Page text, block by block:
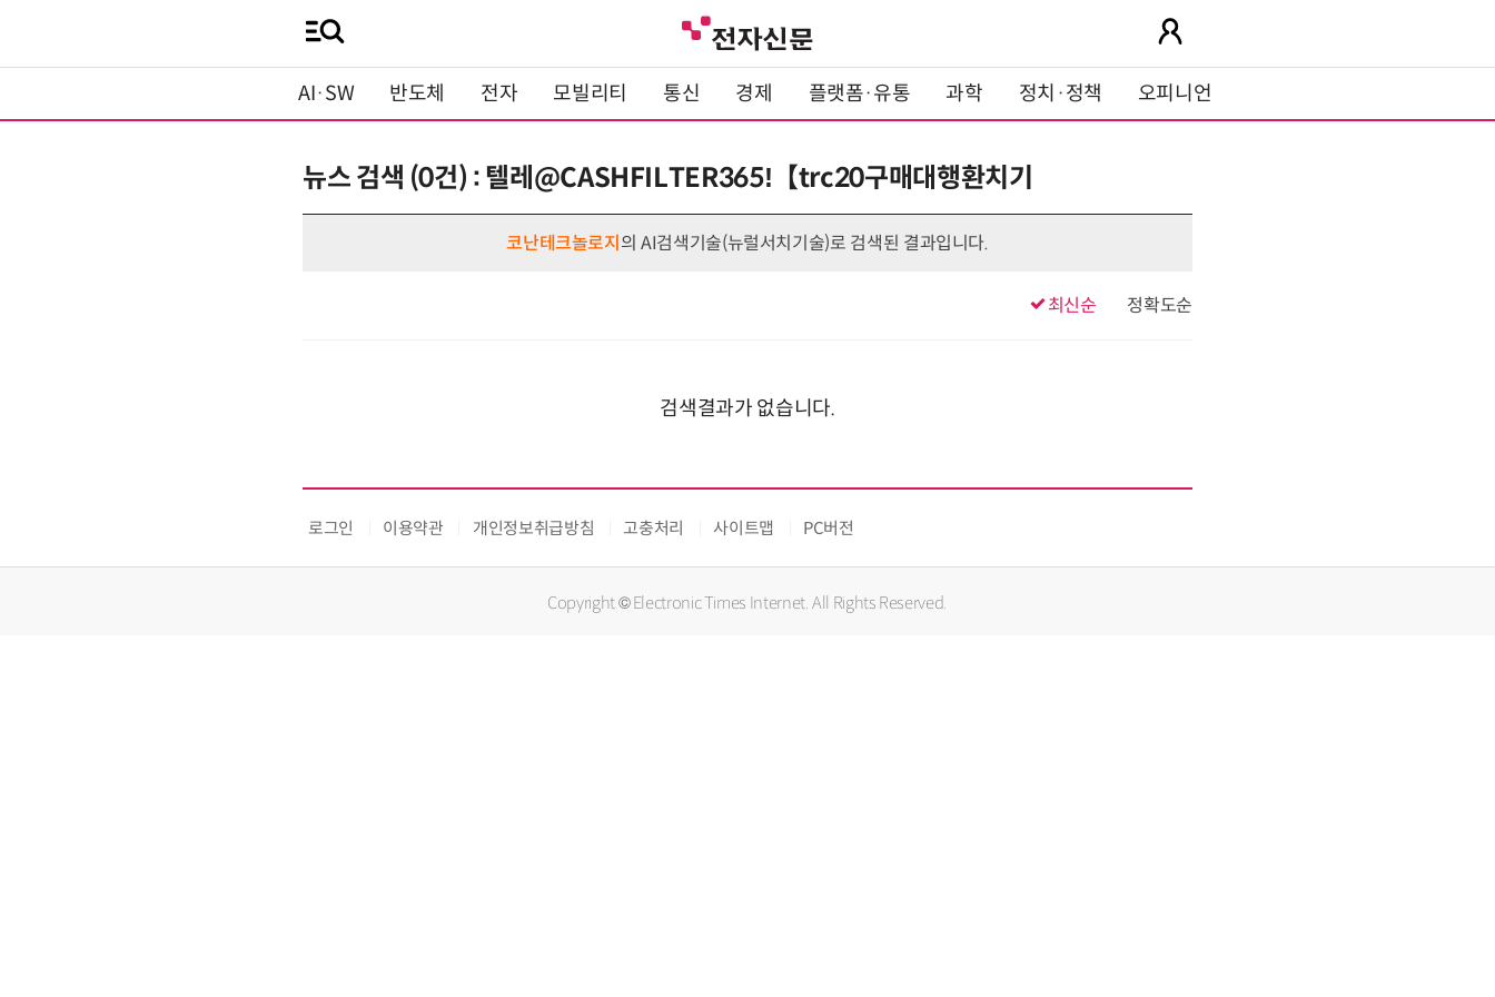
AI·SW 반도체 전자 모빌리티 통신 경제 플랫폼·유통 과학 정치·정책 오피니언
뉴스 검색 (0건) : 텔레@CASHFILTER365ǃ【trc20구매대행환치기
코난테크놀로지 의 AI검색기술(뉴럴서치기술)로 검색된 결과입니다.
최신순 정확도순
검색결과가 없습니다.
로그인 이용약관 개인정보취급방침 고충처리 사이트맵 PC버전
Copyright © Electronic Times Internet. All Rights Reserved.